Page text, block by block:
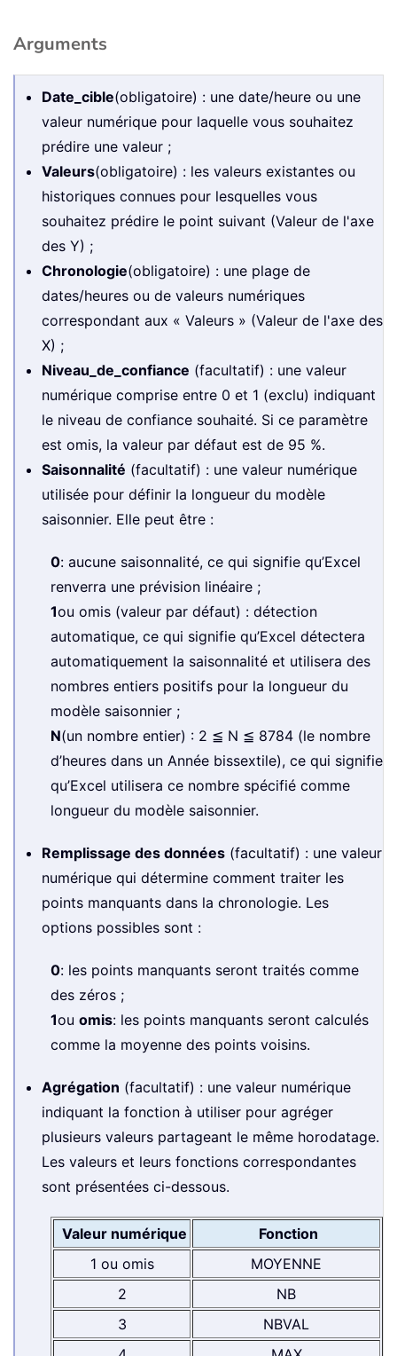
Arguments
Date_cible(obligatoire) : une date/heure ou une
valeur numérique pour laquelle vous souhaitez
prédire une valeur ;
Valeurs(obligatoire) : les valeurs existantes ou
historiques connues pour lesquelles vous
souhaitez prédire le point suivant (Valeur de l'axe
des Y) ;
Chronologie(obligatoire) : une plage de
dates/heures ou de valeurs numériques
correspondant aux « Valeurs » (Valeur de l'axe des
X) ;
Niveau_de_confiance (facultatif) : une valeur
numérique comprise entre 0 et 1 (exclu) indiquant
le niveau de confiance souhaité. Si ce paramètre
est omis, la valeur par défaut est de 95 %.
Saisonnalité (facultatif) : une valeur numérique
utilisée pour définir la longueur du modèle
saisonnier. Elle peut être :
0: aucune saisonnalité, ce qui signifie qu’Excel
renverra une prévision linéaire ;
1ou omis (valeur par défaut) : détection
automatique, ce qui signifie qu’Excel détectera
automatiquement la saisonnalité et utilisera des
nombres entiers positifs pour la longueur du
modèle saisonnier ;
N(un nombre entier) : 2 ≦ N ≦ 8784 (le nombre
d’heures dans un Année bissextile), ce qui signifie
qu’Excel utilisera ce nombre spécifié comme
longueur du modèle saisonnier.
Remplissage des données (facultatif) : une valeur
numérique qui détermine comment traiter les
points manquants dans la chronologie. Les
options possibles sont :
0: les points manquants seront traités comme
des zéros ;
1ou omis: les points manquants seront calculés
comme la moyenne des points voisins.
Agrégation (facultatif) : une valeur numérique
indiquant la fonction à utiliser pour agréger
plusieurs valeurs partageant le même horodatage.
Les valeurs et leurs fonctions correspondantes
sont présentées ci-dessous.
Valeur numérique
Fonction
1 ou omis
MOYENNE
2
NB
3
NBVAL